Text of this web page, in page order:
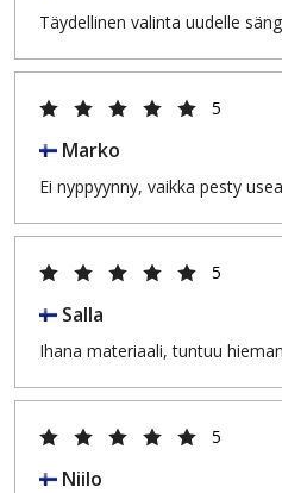
Täydellinen valinta uudelle
5
Marko
Ei nyppyynny, vaikka pesty
5
Salla
Ihana materiaali, tuntuu
5
Niilo